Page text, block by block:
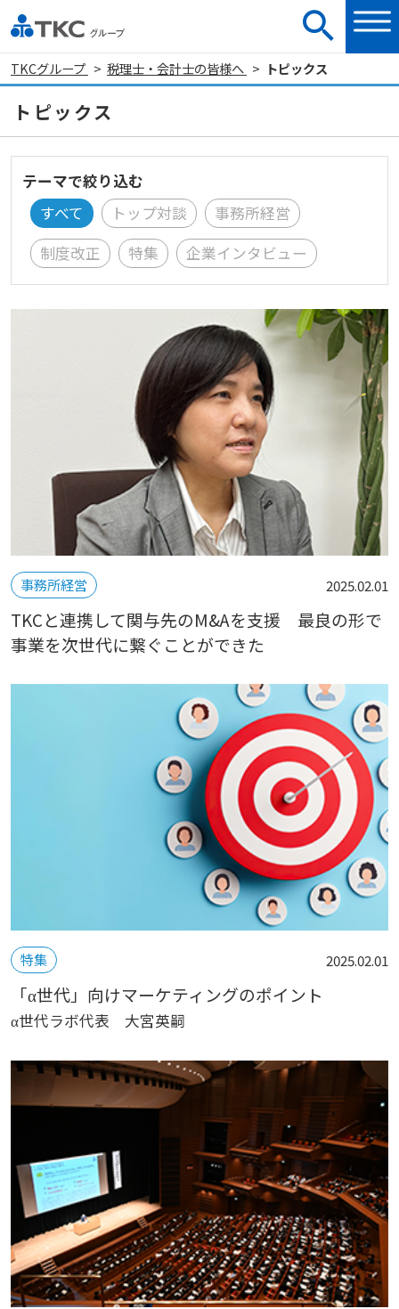
TKCグループ 税理士・会計士の皆様へ トピックス
トピックス
テーマで絞り込む
すべて
トップ対談
事務所経営
制度改正
特集 企業インタビュー
事務所経営 2025.02.01
TKCと連携して関与先のM&Aを支援 最良の形で
事業を次世代に繋ぐことができた
特集 2025.02.01
「α世代」向けマーケティングのポイント
α世代ラボ代表 大宮英嗣